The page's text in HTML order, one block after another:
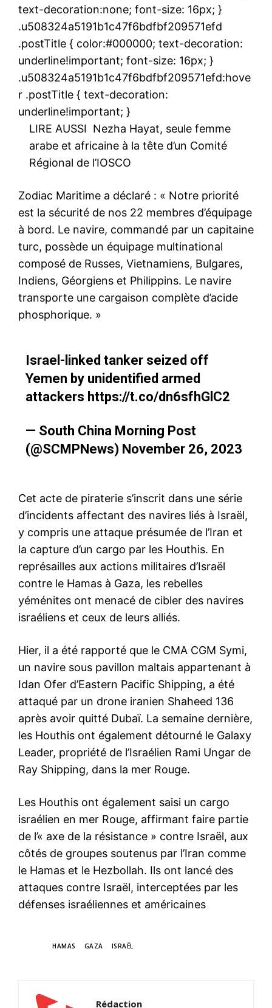
le1.ma
text-decoration:none; font-size: 16px; }
.u508324a5191b1c47f6bdfbf209571efd
.postTitle { color:#000000; text-decoration:
underline!important; font-size: 16px; }
.u508324a5191b1c47f6bdfbf209571efd:hove
r .postTitle { text-decoration:
underline!important; }
LIRE AUSSI Nezha Hayat, seule femme
arabe et africaine à la tête d’un Comité
Régional de l’IOSCO
Zodiac Maritime a déclaré : « Notre priorité
est la sécurité de nos 22 membres d’équipage
à bord. Le navire, commandé par un capitaine
turc, possède un équipage multinational
composé de Russes, Vietnamiens, Bulgares,
Indiens, Géorgiens et Philippins. Le navire
transporte une cargaison complète d’acide
phosphorique. »
Israel-linked tanker seized off
Yemen by unidentified armed
attackers https://t.co/dn6sfhGlC2
— South China Morning Post
(@SCMPNews) November 26, 2023
Cet acte de piraterie s’inscrit dans une série
d’incidents affectant des navires liés à Israël,
y compris une attaque présumée de l’Iran et
la capture d’un cargo par les Houthis. En
représailles aux actions militaires d’Israël
contre le Hamas à Gaza, les rebelles
yéménites ont menacé de cibler des navires
israéliens et ceux de leurs alliés.
Hier, il a été rapporté que le CMA CGM Symi,
un navire sous pavillon maltais appartenant à
Idan Ofer d’Eastern Pacific Shipping, a été
attaqué par un drone iranien Shaheed 136
après avoir quitté Dubaï. La semaine dernière,
les Houthis ont également détourné le Galaxy
Leader, propriété de l’Israélien Rami Ungar de
Ray Shipping, dans la mer Rouge.
Les Houthis ont également saisi un cargo
israélien en mer Rouge, affirmant faire partie
de l’« axe de la résistance » contre Israël, aux
côtés de groupes soutenus par l’Iran comme
le Hamas et le Hezbollah. Ils ont lancé des
attaques contre Israël, interceptées par les
défenses israéliennes et américaines
HAMAS GAZA ISRAËL
Rédaction